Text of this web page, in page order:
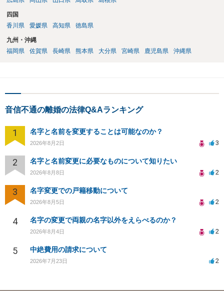
四国
香川県
愛媛県 高知県 徳島県
九州・沖縄
福岡県
佐賀県 長崎県 熊本県 大分県 宮崎県 鹿児島県 沖縄県
音信不通の離婚の法律Q&Aランキング
1 名字と名前を変更することは可能なのか？
2026年8月2日 3
2 名字と名前変更に必要なものについて知りたい
2026年8月8日 2
3 名字変更での戸籍移動について
2026年8月5日 2
4 名字の変更で両親の名字以外をえらべるのか？
2026年8月4日 2
5 中絶費用の請求について
2026年7月23日 2